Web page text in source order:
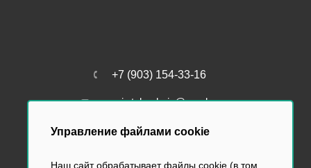
Управление файлами cookie
Наш сайт обрабатывает файлы cookie (в том
+7 (903) 154-33-16
perviy.tabachniy@yandex.ru